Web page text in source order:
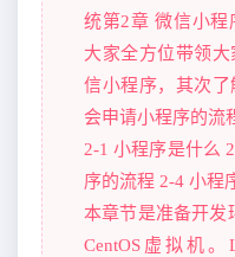
统第2章 微信小程
大家全方位带领
信小程序，其次
会申请小程序的流
2-1 小程序是什么
序的流程 2-4 小程
本章节是准备开发
CentOS虚拟机